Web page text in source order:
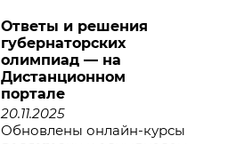
Ответы и решения
губернаторских
олимпиад — на
Дистанционном
портале
20.11.2025
Обновлены онлайн-курсы